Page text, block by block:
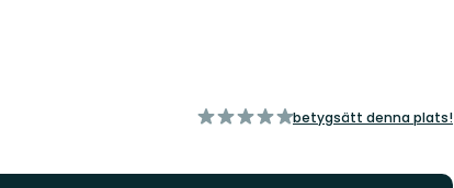
av
betygsätt denna plats!